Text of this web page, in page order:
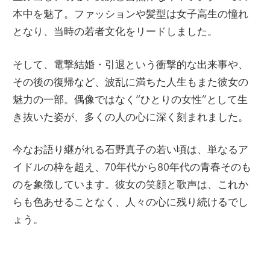
本中を魅了。ファッションや髪型は女子高生の憧れ
となり、当時の若者文化をリードしました。
そして、電撃結婚・引退という衝撃的な出来事や、
その後の復帰など、波乱に満ちた人生もまた彼女の
魅力の一部。偶像ではなく“ひとりの女性”として生
き抜いた姿が、多くの人の心に深く刻まれました。
今なお語り継がれる石野真子の若い頃は、単なるア
イドルの枠を超え、70年代から80年代の青春そのも
のを象徴しています。彼女の笑顔と歌声は、これか
らも色あせることなく、人々の心に残り続けるでし
ょう。